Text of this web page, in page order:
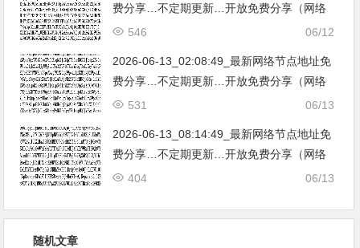
费分享…不定期更新…开放免费分享（网络
免费节点香港|日本|韩国|新加坡|台湾|马来西
06/12
546
2026-06-13_02:08:49_最新网络节点地址免
费分享…不定期更新…开放免费分享（网络
免费节点香港|日本|韩国|新加坡|台湾|马来西
06/13
531
2026-06-13_08:14:49_最新网络节点地址免
费分享…不定期更新…开放免费分享（网络
免费节点香港|日本|韩国|新加坡|台湾|马来西
06/13
404
随机文章